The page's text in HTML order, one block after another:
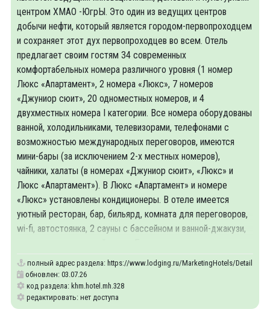
центром ХМАО -ЮгрЫ. Это один из ведущих центров
добычи нефти, который является городом-первопроходцем
и сохраняет этот дух первопроходцев во всем. Отель
предлагает своим гостям 34 современных
комфортабельных номера различного уровня (1 номер
Люкс «Апартамент», 2 номера «Люкс», 7 номеров
«Джуниор сюит», 20 одноместных номеров, и 4
двухместных номера I категории. Все номера оборудованы
ванной, холодильниками, телевизорами, телефонами с
возможностью международных переговоров, имеются
мини-бары (за исключением 2-х местных номеров),
чайники, халаты (в номерах «Джуниор сюит», «Люкс» и
Люкс «Апартамент»). В Люкс «Апартамент» и номере
«Люкс» установлены кондиционеры. В отеле имеется
уютный ресторан, бар, бильярд, комната для переговоров,
wi-fi, автостоянка, 2 сауны с бассейном и ванной-джакузи,
полный адрес раздела: https://www.lodging.ru/MarketingHotels/Details/328
обновлен: 03.07.26
код раздела: khm.hotel.mh.328
редактировать: нет доступа